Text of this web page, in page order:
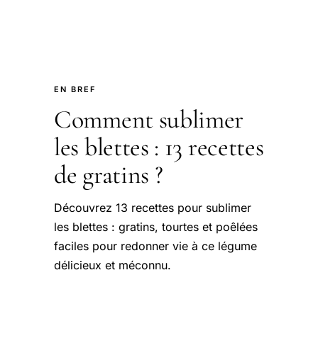
EN BREF
Comment sublimer
les blettes : 13 recettes
de gratins ?
Découvrez 13 recettes pour sublimer
les blettes : gratins, tourtes et poêlées
faciles pour redonner vie à ce légume
délicieux et méconnu.